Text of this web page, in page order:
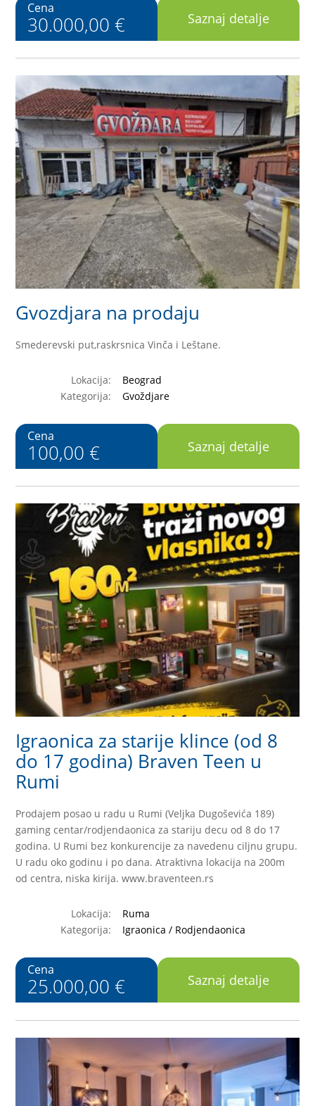
Cena
30.000,00 € Saznaj detalje
Gvozdjara na prodaju
Smederevski put,raskrsnica Vinča i Leštane.
Lokacija:
Beograd
Kategorija:
Gvoždjare
Cena
100,00 € Saznaj detalje
Igraonica za starije klince (od 8
do 17 godina) Braven Teen u
Rumi
Prodajem posao u radu u Rumi (Veljka Dugoševića 189)
gaming centar/rodjendaonica za stariju decu od 8 do 17
godina. U Rumi bez konkurencije za navedenu ciljnu grupu.
U radu oko godinu i po dana. Atraktivna lokacija na 200m
od centra, niska kirija. www.braventeen.rs
Lokacija:
Ruma
Kategorija:
Igraonica / Rodjendaonica
Cena
25.000,00 € Saznaj detalje